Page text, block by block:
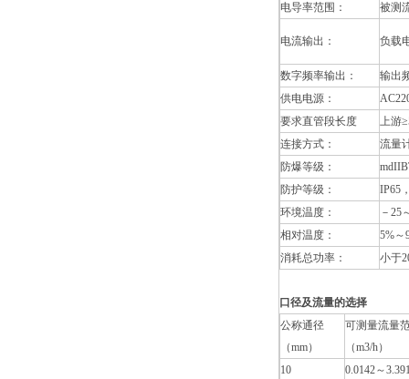
电导率范围：
被测
电流输出： 负载
数字频率输出：
输出
供电电源：
要求直管段长度
上游
连接方式：
流量
防爆等级：
防护等级：
IP65
环境温度：
－25
相对温度：
5%～
消耗总功率：
小于
口径及流量的选择
公称通径
（mm）
可测量流量
（m3/h）
10
0.0142～